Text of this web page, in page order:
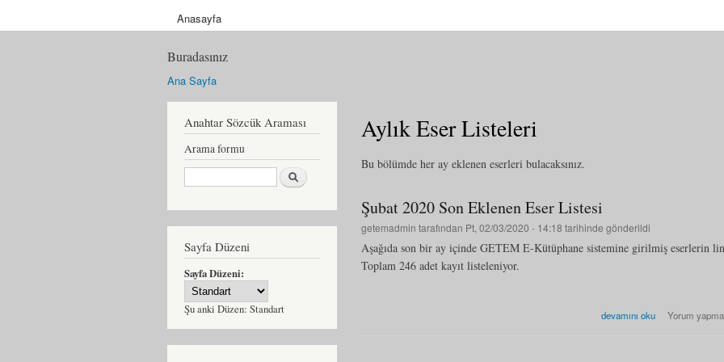
Anasayfa
Buradasınız
Ana Sayfa
Anahtar Sözcük Araması
Arama formu
Ara
Sayfa Düzeni
Sayfa Düzeni:
Şu anki Düzen: Standart
Aylık Eser Listeleri
Bu bölümde her ay eklenen eserleri bulacaksınız.
Şubat 2020 Son Eklenen Eser Listesi
getemadmin tarafından Pt, 02/03/2020 - 14:18 tarihinde gönderildi
Aşağıda son bir ay içinde GETEM E-Kütüphane sistemine girilmiş eserlerin
Toplam 246 adet kayıt listeleniyor.
Şubat 2020 Son Eklenen
devamını oku Yorum